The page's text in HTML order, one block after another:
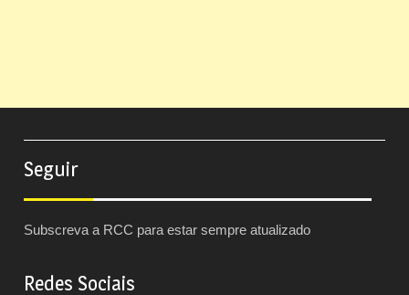
Seguir
Subscreva a RCC para estar sempre atualizado
Redes Sociais